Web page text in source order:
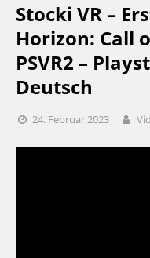
Stocki VR –
Horizon: Call
PSVR2 –
Deutsch
24. Februar 2023